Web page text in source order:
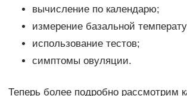
вычисление по календарю;
измерение базальной
использование тестов;
симптомы овуляции.
Теперь более подробно рассмотрим